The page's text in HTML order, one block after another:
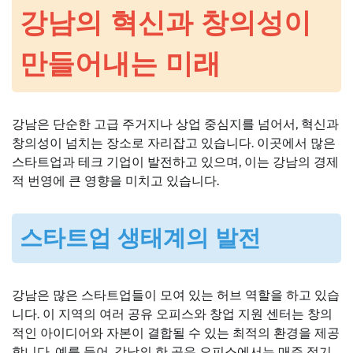
강남의 혁신과 창의성이
만들어내는 미래
강남은 단순한 고급 주거지나 상업 중심지를 넘어서, 혁신과
창의성이 넘치는 장소로 자리잡고 있습니다. 이곳에서 많은
스타트업과 테크 기업이 발전하고 있으며, 이는 강남의 경제
적 번영에 큰 영향을 미치고 있습니다.
스타트업 생태계의 발전
강남은 많은 스타트업들이 모여 있는 허브 역할을 하고 있습
니다. 이 지역의 여러 공유 오피스와 창업 지원 센터는 창의
적인 아이디어와 자본이 결합될 수 있는 최적의 환경을 제공